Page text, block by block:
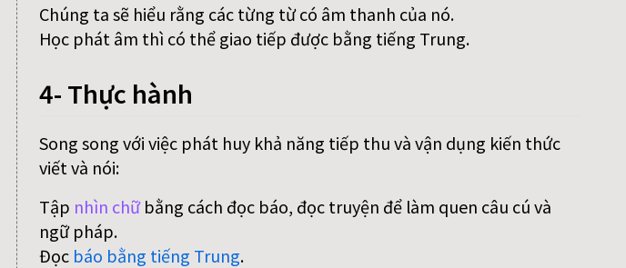
Chúng ta sẽ hiểu rằng các từng từ có âm thanh của nó.
Học phát âm thì có thể giao tiếp được bằng tiếng Trung.
4- Thực hành
Song song với việc phát huy khả năng tiếp thu và vận dụng kiến thức
viết và nói:
Tập nhìn chữbằng cách đọc báo, đọc truyện để làm quen câu cú và
ngữ pháp.
Đọc báo bằng tiếng Trung.